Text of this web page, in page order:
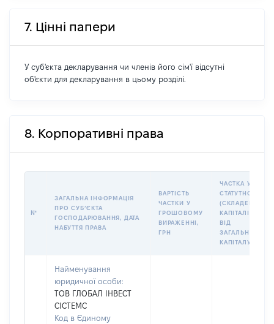
7. Цінні папери
У суб'єкта декларування чи членів його сім'ї відсутні
об'єкти для декларування в цьому розділі.
8. Корпоративні права
№
ЗАГАЛЬНА ІНФОРМАЦІЯ
ПРО СУБʼЄКТА
ГОСПОДАРЮВАННЯ, ДАТА
НАБУТТЯ ПРАВА
ВАРТІСТЬ
ЧАСТКИ У
ГРОШОВОМУ
ВИРАЖЕННІ,
ГРН
ЧАСТКА У
СТАТУТНОМУ
(СКЛАДЕНОМУ)
КАПІТАЛІ (%
ВІД
ЗАГАЛЬНОГО
КАПІТАЛУ)
Найменування
юридичної особи:
ТОВ ГЛОБАЛ ІНВЕСТ
СІСТЕМС
Код в Єдиному